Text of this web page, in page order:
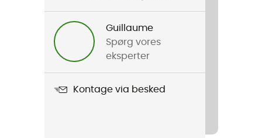
Men's Moab Rain Jacket
Beklædningsgenstandens opbygning
Guillaume
Spørg vores
eksperter
Kontage via besked